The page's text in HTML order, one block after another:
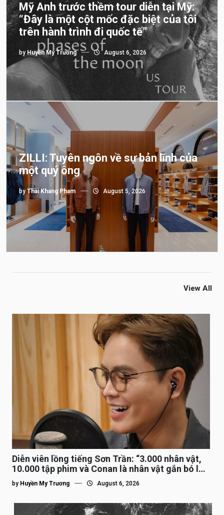
Mỹ Anh trước thềm tour diễn tại Mỹ:
“Đây là một cột mốc đặc biệt của tôi
trên hành trình đi quốc tế”
by Huyền My Trương August 6, 2026
ZILLI: Tuyên ngôn về sự bản lĩnh của
một quý ông
by Thai Khang Pham August 5, 2026
View All
Diễn viên lồng tiếng Sơn Trần: “3.000 nhân vật,
10.000 tập phim và Conan là nhân vật gắn bó lâu
nhất”
by Huyền My Trương August 6, 2026